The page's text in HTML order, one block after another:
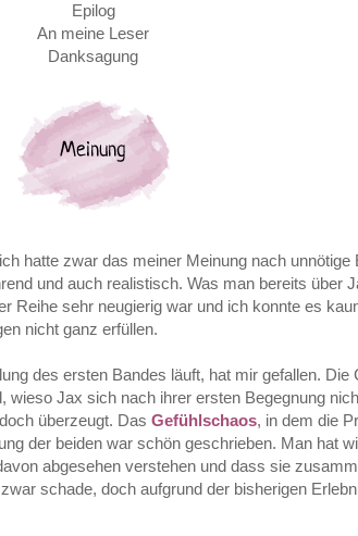
Epilog
An meine Leser
Danksagung
hatte zwar das meiner Meinung nach
und auch realistisch. Was man bereits über
Reihe sehr neugierig war und ich konnte es
nicht ganz erfüllen.
des ersten Bandes läuft, hat mir gefallen.
Jax sich nach ihrer ersten Begegnung
überzeugt. Das Gefühlschaos, in dem die
der beiden war schön geschrieben. Man hat
abgesehen verstehen und dass sie
schade, doch aufgrund der bisherigen